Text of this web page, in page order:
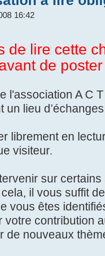
16:42
de lire cette
de poster
l'association A C
un lieu
librement en
visiteur.
sur
il vous suffit
vous êtes
votre contribution
de nouveaux